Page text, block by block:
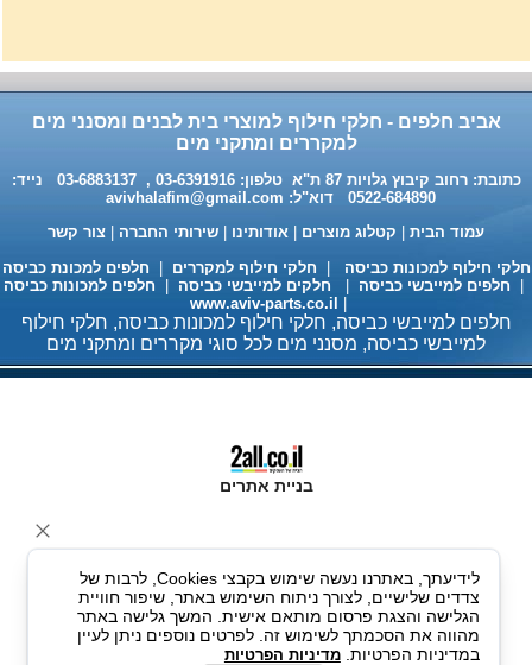
120שח
חומר ניקוי גרמני למכונות כביסה
ומדיחי כלים 35שח, מקט H333
מעבה למייבשי כביסה 98 ש"ח
אביב חלפים - חלקי חילוף למוצרי בית לבנים ומסנני מים
למקררים ומתקני מים
כתובת: רחוב קיבוץ גלויות 87 ת"א טלפון: 03-6391916 , 03-6883137 נייד:
0522-684890 דוא"ל:
avivhalafim@gmail.com
עמוד הבית
קטלוג מוצרים אודותינו שירותי החברה
צור קשר
חילוף למכונות כביסה
חלקי חילוף למקררים
חלפים למכונת כביסה
חלפים למייבשי כביסה חלקים למייבשי כביסה
חלפים למכונות כביסה
www.aviv-parts.co.il
חלפים למייבשי כביסה, חלקי חילוף למכונות כביסה, חלקי חילוף
למייבשי כביסה, מסנני מים לכל סוגי מקררים ומתקני מים
בניית אתרים
לידיעתך, באתרנו נעשה שימוש בקבצי Cookies, לרבות של
צדדים שלישיים, לצורך ניתוח השימוש באתר, שיפור חוויית
הגלישה והצגת פרסום מותאם אישית. המשך גלישה באתר
מהווה את הסכמתך לשימוש זה. לפרטים נוספים ניתן לעיין
במדיניות הפרטיות. מדיניות הפרטיות